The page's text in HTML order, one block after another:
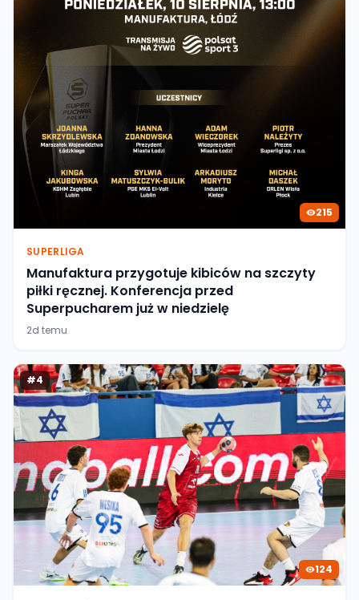
215
SUPERLIGA
Manufaktura przygotuje kibiców na szczyty
piłki ręcznej. Konferencja przed
Superpucharem już w niedzielę
2d temu
#4
124